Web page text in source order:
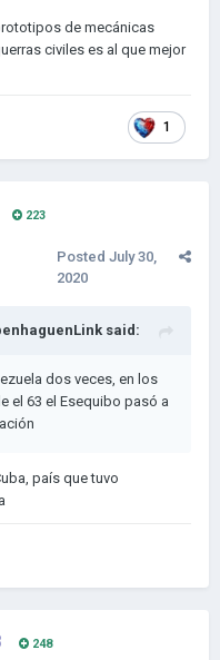
de mecánicas
civiles es al que mejor
1
223
Posted July 30,
2020
said:
dos veces, en los
el 63 el Esequibo pasó a
país que tuvo
248